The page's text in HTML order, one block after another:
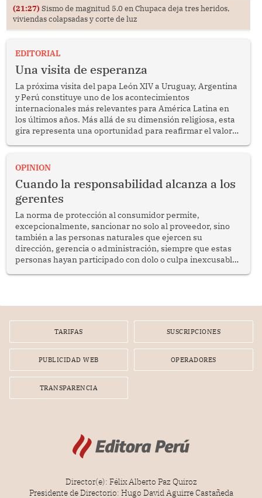
(21:27) Sismo de magnitud 5.0 en Chupaca deja tres heridos,
viviendas colapsadas y corte de luz
EDITORIAL
Una visita de esperanza
La próxima visita del papa León XIV a Uruguay, Argentina
y Perú constituye uno de los acontecimientos
internacionales más relevantes para América Latina en
los últimos años. Más allá de su dimensión religiosa, esta
gira representa una oportunidad para reafirmar el valor
enfrenta desafíos en materia de desarrollo, cohesión
OPINION
Cuando la responsabilidad alcanza a los
gerentes
La norma de protección al consumidor permite,
excepcionalmente, sancionar no solo al proveedor, sino
también a las personas naturales que ejercen su
dirección, gerencia o administración, siempre que estas
personas hayan participado con dolo o culpa inexcusable
por la frustrada realización de un meet and greet con
TARIFAS SUSCRIPCIONES
PUBLICIDAD WEB OPERADORES
TRANSPARENCIA
Director(e): Félix Alberto Paz Quiroz
Presidente de Directorio: Hugo David Aguirre Castañeda